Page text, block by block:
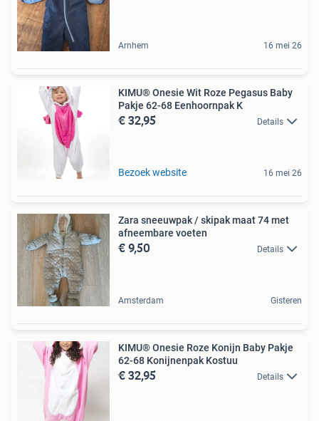
Arnhem 16 mei 26
KIMU® Onesie Wit Roze Pegasus Baby
Pakje 62-68 Eenhoornpak K
€ 32,95 Details
Bezoek website 16 mei 26
Zara sneeuwpak / skipak maat 74 met
afneembare voeten
€ 9,50 Details
Amsterdam Gisteren
KIMU® Onesie Roze Konijn Baby Pakje
62-68 Konijnenpak Kostuu
€ 32,95 Details